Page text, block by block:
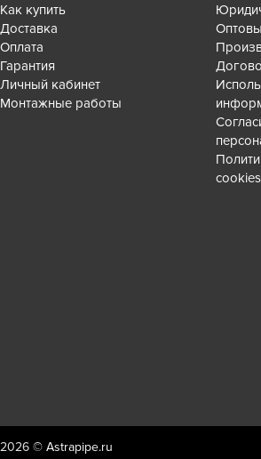
Как купить
Доставка
Оплата
Гарантия
Личный кабинет
Монтажные работы
2026 © Astrapipe.ru